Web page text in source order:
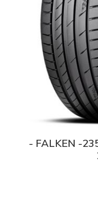
FALKEN -235/50/18/- MADE IN JAPAN -